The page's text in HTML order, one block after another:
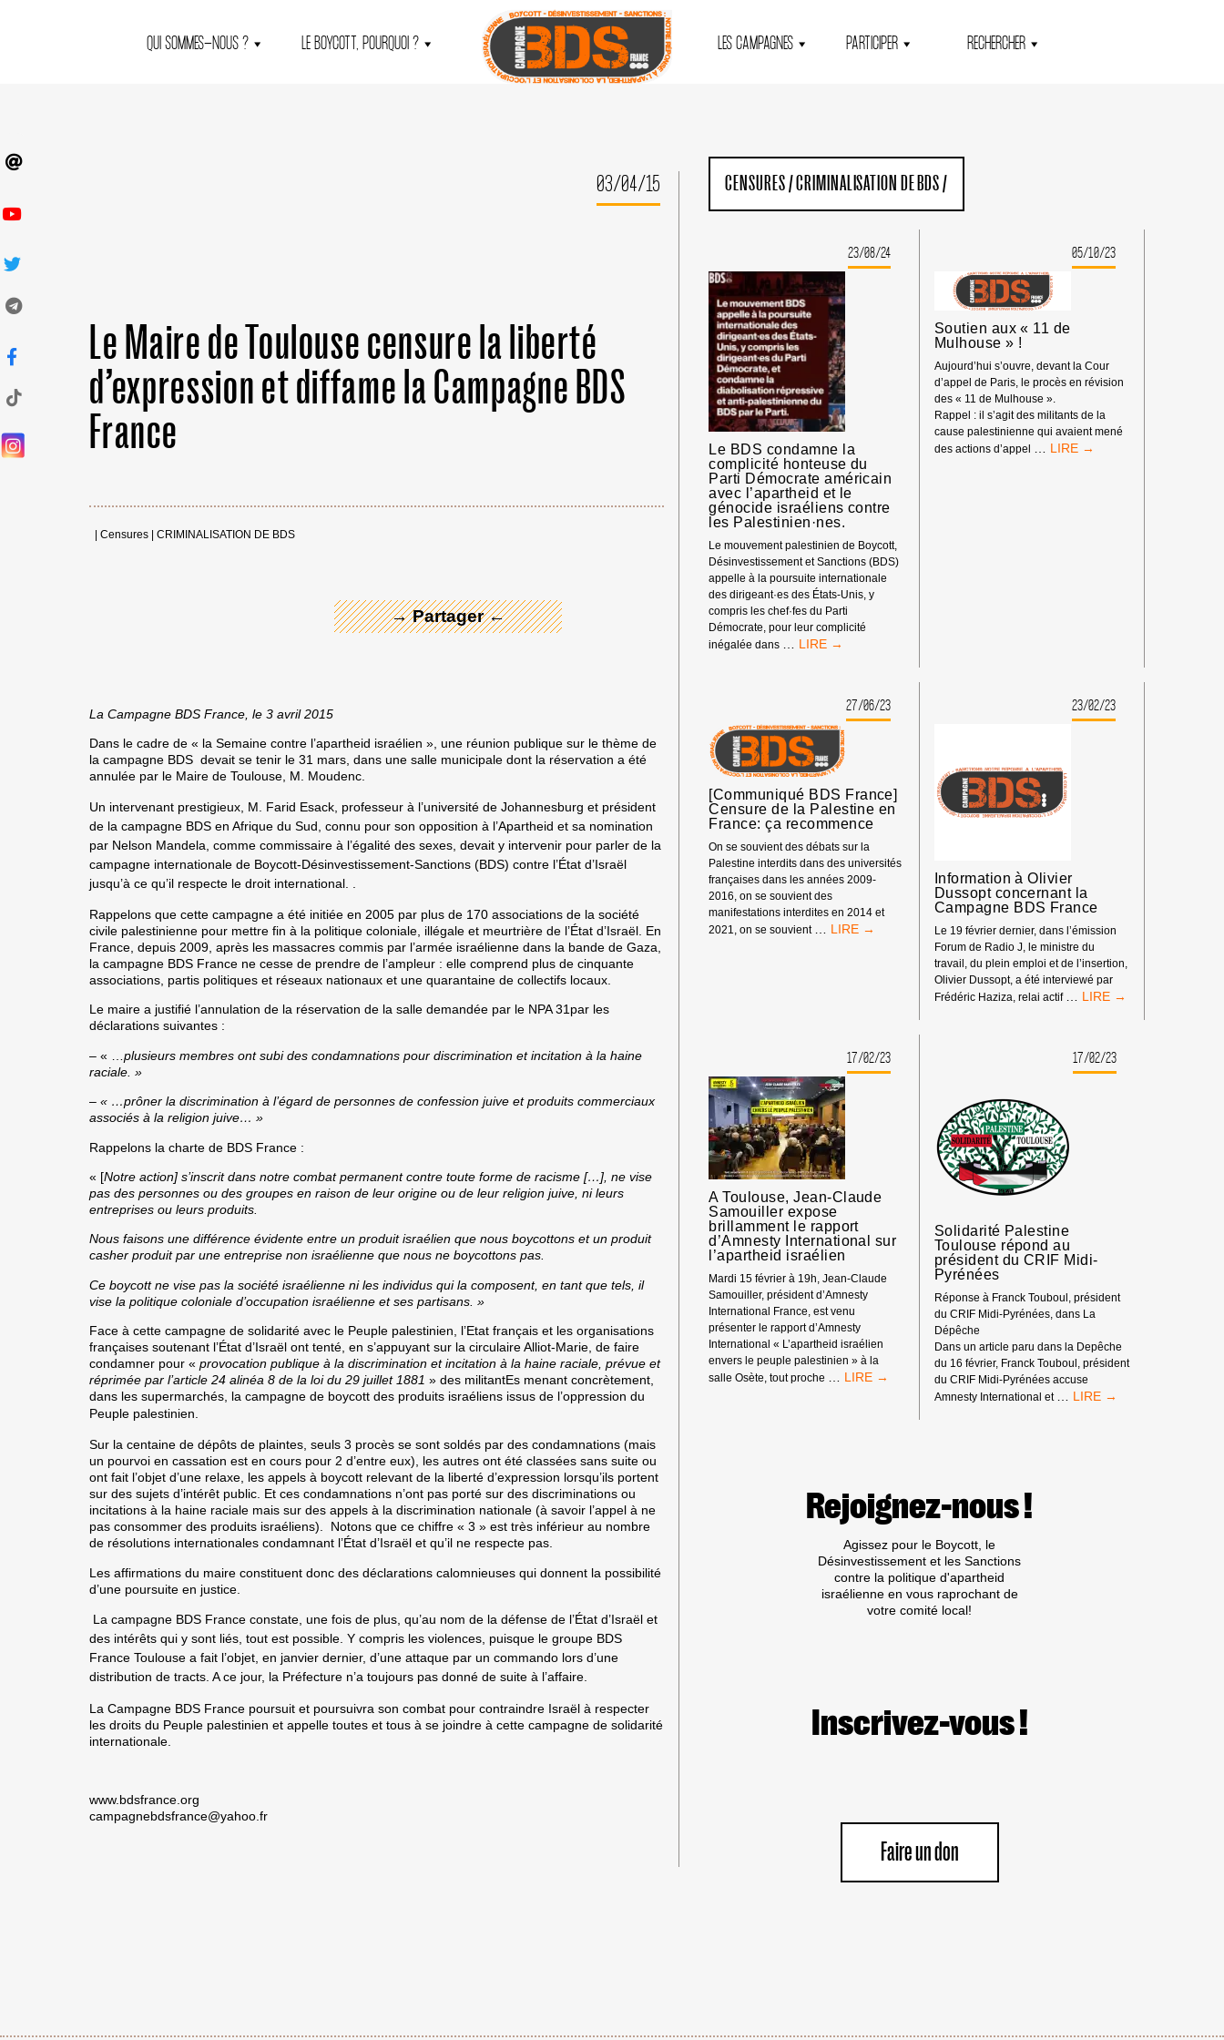
QUI SOMMES-NOUS ? LE BOYCOTT, POURQUOI ? LES CAMPAGNES PARTICIPER RECHERCHER
03/04/15
Le Maire de Toulouse censure la liberté
d’expression et diffame la Campagne BDS
France
|Censures |CRIMINALISATION DE BDS
→ Partager ←
La Campagne BDS France, le 3 avril 2015
Dans le cadre de « la Semaine contre l’apartheid israélien », une réunion publique sur le thème de
la campagne BDS devait se tenir le 31 mars, dans une salle municipale dont la réservation a été
annulée par le Maire de Toulouse, M. Moudenc.
Un intervenant prestigieux, M. Farid Esack, professeur à l’université de Johannesburg et président
de la campagne BDS en Afrique du Sud, connu pour son opposition à l’Apartheid et sa nomination
par Nelson Mandela, comme commissaire à l’égalité des sexes, devait y intervenir pour parler de la
campagne internationale de Boycott-Désinvestissement-Sanctions (BDS) contre l’État d’Israël
jusqu’à ce qu’il respecte le droit international. .
Rappelons que cette campagne a été initiée en 2005 par plus de 170 associations de la société
civile palestinienne pour mettre fin à la politique coloniale, illégale et meurtrière de l’État d’Israël. En
France, depuis 2009, après les massacres commis par l’armée israélienne dans la bande de Gaza,
la campagne BDS France ne cesse de prendre de l’ampleur : elle comprend plus de cinquante
associations, partis politiques et réseaux nationaux et une quarantaine de collectifs locaux.
Le maire a justifié l’annulation de la réservation de la salle demandée par le NPA 31par les
déclarations suivantes :
– « …plusieurs membres ont subi des condamnations pour discrimination et incitation à la haine
raciale. »
–« …prôner la discrimination à l’égard de personnes de confession juive et produits commerciaux
associés à la religion juive… »
Rappelons la charte de BDS France :
« [Notre action] s’inscrit dans notre combat permanent contre toute forme de racisme […], ne vise
pas des personnes ou des groupes en raison de leur origine ou de leur religion juive, ni leurs
entreprises ou leurs produits.
Nous faisons une différence évidente entre un produit israélien que nous boycottons et un produit
casher produit par une entreprise non israélienne que nous ne boycottons pas.
Ce boycott ne vise pas la société israélienne ni les individus qui la composent, en tant que tels, il
vise la politique coloniale d’occupation israélienne et ses partisans. »
Face à cette campagne de solidarité avec le Peuple palestinien, l’Etat français et les organisations
françaises soutenant l’État d’Israël ont tenté, en s’appuyant sur la circulaire Alliot-Marie, de faire
condamner pour «provocation publique à la discrimination et incitation à la haine raciale, prévue et
réprimée par l’article 24 alinéa 8 de la loi du 29 juillet 1881 » des militantEs menant concrètement,
dans les supermarchés, la campagne de boycott des produits israéliens issus de l’oppression du
Peuple palestinien.
Sur la centaine de dépôts de plaintes, seuls 3 procès se sont soldés par des condamnations (mais
un pourvoi en cassation est en cours pour 2 d’entre eux), les autres ont été classées sans suite ou
ont fait l’objet d’une relaxe, les appels à boycott relevant de la liberté d’expression lorsqu’ils portent
sur des sujets d’intérêt public. Et ces condamnations n’ont pas porté sur des discriminations ou
incitations à la haine raciale mais sur des appels à la discrimination nationale (à savoir l’appel à ne
pas consommer des produits israéliens). Notons que ce chiffre « 3 » est très inférieur au nombre
de résolutions internationales condamnant l’État d’Israël et qu’il ne respecte pas.
Les affirmations du maire constituent donc des déclarations calomnieuses qui donnent la possibilité
d’une poursuite en justice.
La campagne BDS France constate, une fois de plus, qu’au nom de la défense de l’État d’Israël et
des intérêts qui y sont liés, tout est possible. Y compris les violences, puisque le groupe BDS
France Toulouse a fait l’objet, en janvier dernier, d’une attaque par un commando lors d’une
distribution de tracts. A ce jour, la Préfecture n’a toujours pas donné de suite à l’affaire.
La Campagne BDS France poursuit et poursuivra son combat pour contraindre Israël à respecter
les droits du Peuple palestinien et appelle toutes et tous à se joindre à cette campagne de solidarité
internationale.
www.bdsfrance.org
campagnebdsfrance@yahoo.fr
CENSURES/CRIMINALISATION DE BDS/
23/08/24
Le BDS condamne la
complicité honteuse du
Parti Démocrate américain
avec l’apartheid et le
génocide israéliens contre
les Palestinien·nes.
Le mouvement palestinien de Boycott,
Désinvestissement et Sanctions (BDS)
appelle à la poursuite internationale
des dirigeant·es des États-Unis, y
compris les chef·fes du Parti
Démocrate, pour leur complicité
inégalée dans
LE
COMPLICITÉ
HONTEUSE
DU
PARTI
DÉMOCRATE
AMÉRICAIN
AVEC
L’APARTHEID
ET
LE
GÉNOCIDE
ISRAÉLIENS
CONTRE
LES
PALESTINIEN·NES.
05/10/23
Soutien aux « 11 de
Mulhouse » !
Aujourd’hui s’ouvre, devant la Cour
d’appel de Paris, le procès en révision
des « 11 de Mulhouse ».
Rappel : il s’agit des militants de la
cause palestinienne qui avaient mené
des actions d’appel
SOUTIEN
27/06/23
[Communiqué BDS France]
Censure de la Palestine en
France: ça recommence
On se souvient des débats sur la
Palestine interdits dans des universités
françaises dans les années 2009-
2016, on se souvient des
manifestations interdites en 2014 et
2021, on se souvient
[COMMUNIQUÉ
FRANCE:
ÇA
RECOMMENCE
23/02/23
Information à Olivier
Dussopt concernant la
Campagne BDS France
Le 19 février dernier, dans l’émission
Forum de Radio J, le ministre du
travail, du plein emploi et de l’insertion,
Olivier Dussopt, a été interviewé par
Frédéric Haziza, relai actif
CONCERNANT
LA
17/02/23
A Toulouse, Jean-Claude
Samouiller expose
brillamment le rapport
d’Amnesty International sur
l’apartheid israélien
Mardi 15 février à 19h, Jean-Claude
Samouiller, président d’Amnesty
International France, est venu
présenter le rapport d’Amnesty
International « L’apartheid israélien
envers le peuple palestinien » à la
salle Osète, tout proche
A
LE
RAPPORT
D’AMNESTY
INTERNATIONAL
SUR
L’APARTHEID
ISRAÉLIEN
17/02/23
Solidarité Palestine
Toulouse répond au
président du CRIF Midi-
Pyrénées
Réponse à Franck Touboul, président
du CRIF Midi-Pyrénées, dans La
Dépêche
Dans un article paru dans la Depêche
du 16 février, Franck Touboul, président
du CRIF Midi-Pyrénées accuse
Amnesty International et
SOLIDARITÉ
Rejoignez-nous !
Agissez pour le Boycott, le
Désinvestissement et les Sanctions
contre la politique d'apartheid
israélienne en vous raprochant de
votre comité local!
Inscrivez-vous !
Faire un don